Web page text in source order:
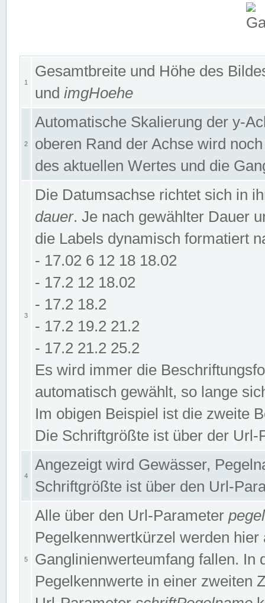
1
Gesamtbreite und Höhe des
und imgHoehe
2
Automatische Skalierung der y-
oberen Rand der Achse wird
des aktuellen Wertes und die
3
Die Datumsachse richtet sich in
dauer. Je nach gewählter Dauer
die Labels dynamisch formatiert
- 17.02 6 12 18 18.02
- 17.2 12 18.02
- 17.2 18.2
- 17.2 19.2 21.2
- 17.2 21.2 25.2
Es wird immer die
automatisch gewählt, so lange
Im obigen Beispiel ist die zweite
Die Schriftgrößte ist über der
4
Angezeigt wird Gewässer,
Schriftgrößte ist über den Url-
5
Alle über den Url-Parameter
Pegelkennwertkürzel werden
Ganglinienwerteumfang fallen. In
Pegelkennwerte in einer zweiten